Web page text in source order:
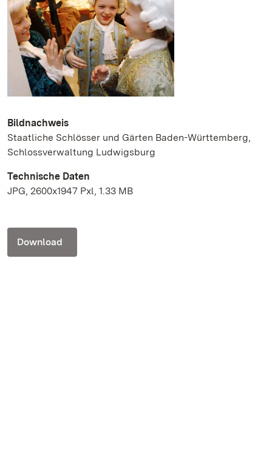
Bildnachweis
Staatliche Schlösser und Gärten Baden-Württemberg,
Schlossverwaltung Ludwigsburg
Technische Daten
JPG, 2600x1947 Pxl, 1.33 MB
Download